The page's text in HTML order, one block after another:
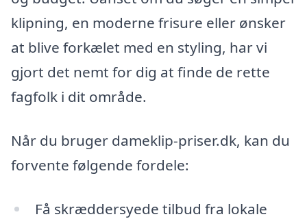
klipning, en moderne frisure eller ønsker
at blive forkælet med en styling, har vi
gjort det nemt for dig at finde de rette
fagfolk i dit område.
Når du bruger dameklip-priser.dk, kan du
forvente følgende fordele:
Få skræddersyede tilbud fra lokale